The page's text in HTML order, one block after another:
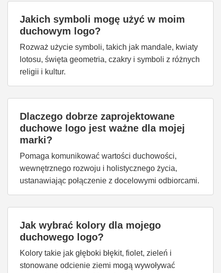
Jakich symboli mogę użyć w moim
duchowym logo?
Rozważ użycie symboli, takich jak mandale, kwiaty
lotosu, święta geometria, czakry i symboli z różnych
religii i kultur.
Dlaczego dobrze zaprojektowane
duchowe logo jest ważne dla mojej
marki?
Pomaga komunikować wartości duchowości,
wewnętrznego rozwoju i holistycznego życia,
ustanawiając połączenie z docelowymi odbiorcami.
Jak wybrać kolory dla mojego
duchowego logo?
Kolory takie jak głęboki błękit, fiolet, zieleń i
stonowane odcienie ziemi mogą wywoływać